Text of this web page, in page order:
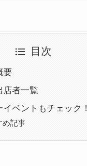
目次
要
店者一覧
ベントもチェック！
め記事